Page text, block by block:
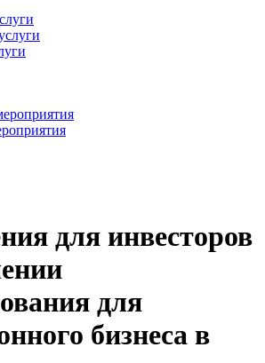
для инвесторов
для
бизнеса в